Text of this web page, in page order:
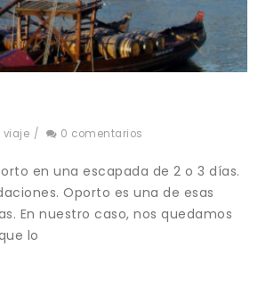
viaje / 0 comentarios
en una escapada de 2 o 3 días.
Oporto es una de esas
En nuestro caso, nos quedamos
lo